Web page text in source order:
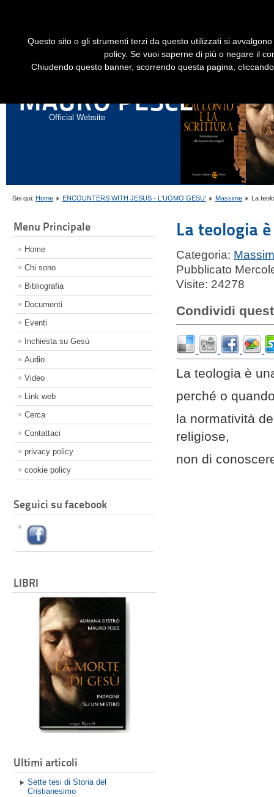
MAURO PESCE
Official Website
GESÙ STORICO - HISTORICAL JESUS
Sei qui: Home ENCOUNTERS WITH JESUS - L'UOMO GESU' Massime La
Menu Principale
Home
Chi sono
Bibliografia
Documenti
Eventi
Inchiesta su Gesù
Audio
Video
Link web
Cerca
Contattaci
privacy policy
cookie policy
Seguici su facebook
LIBRI
Ultimi articoli
Sette tesi di Storia del
Cristianesimo
La teologia
Categoria:
Pubblicato
Visite: 24278
Condividi
La teologia è
perché o
la normatività
religiose,
non di
Questo sito o gli strumenti terzi da questo utilizzati si
policy. Se vuoi saperne di più o negare il
Chiudendo questo banner, scorrendo questa pagina,